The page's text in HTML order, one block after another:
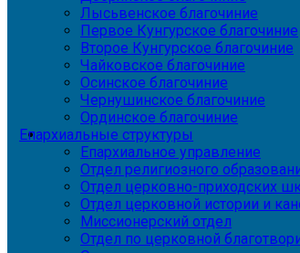
Лысьвенское благочиние
Первое Кунгурское благочиние
Второе Кунгурское благочиние
Чайковское благочиние
Осинское благочиние
Чернушинское благочиние
Ординское благочиние
Епархиальные структуры
Епархиальное управление
Отдел религиозного
Отдел церковно-приходских
Отдел церковной истории и
Миссионерский отдел
Отдел по церковной